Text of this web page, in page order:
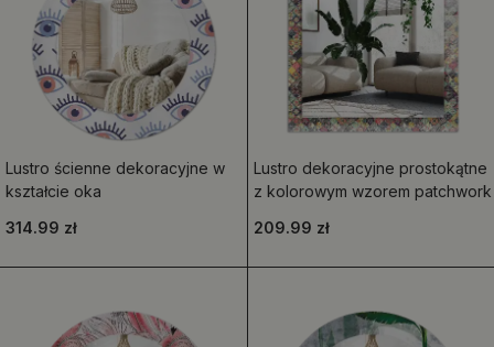
Lustro ścienne dekoracyjne w
kształcie oka
314.99 zł
Lustro dekoracyjne prostokątne
z kolorowym wzorem patchwork
209.99 zł